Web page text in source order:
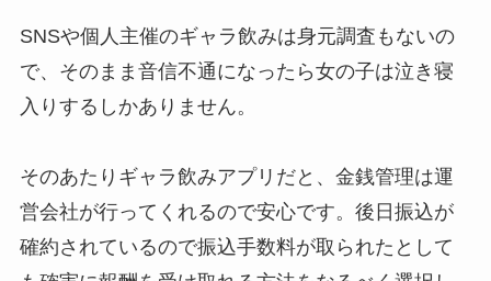
SNSや個人主催のギャラ飲みは身元調査もないの
で、そのまま音信不通になったら女の子は泣き寝
入りするしかありません。
そのあたりギャラ飲みアプリだと、金銭管理は運
営会社が行ってくれるので安心です。後日振込が
確約されているので振込手数料が取られたとして